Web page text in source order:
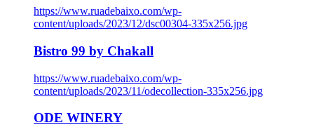
https://www.ruadebaixo.com/wp-
content/uploads/2023/12/dsc00304-335x256.jpg
Bistro 99 by Chakall
https://www.ruadebaixo.com/wp-
content/uploads/2023/11/odecollection-335x256.jpg
ODE WINERY